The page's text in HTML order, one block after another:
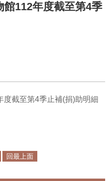
館112年度截至第4季
度截至第4季止補(捐)助明細
回最上面